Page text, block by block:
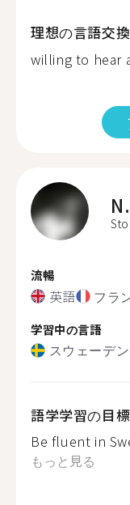
理想の言語交
willing to hear
N.
流暢
英語 フラ
学習中の言語
スウェーデ
語学学習の目標
Be fluent in
もっと見る